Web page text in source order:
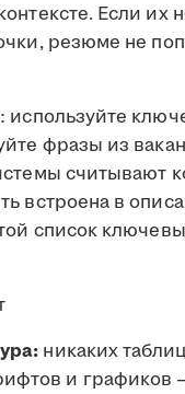
Если их
резюме не
используйте
фразы из
считывают
встроена в
список
никаких
и графиков